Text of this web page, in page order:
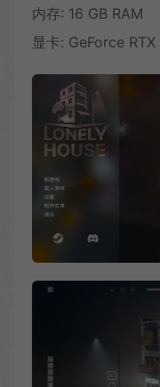
内存: 16 GB RAM
显卡: GeForce